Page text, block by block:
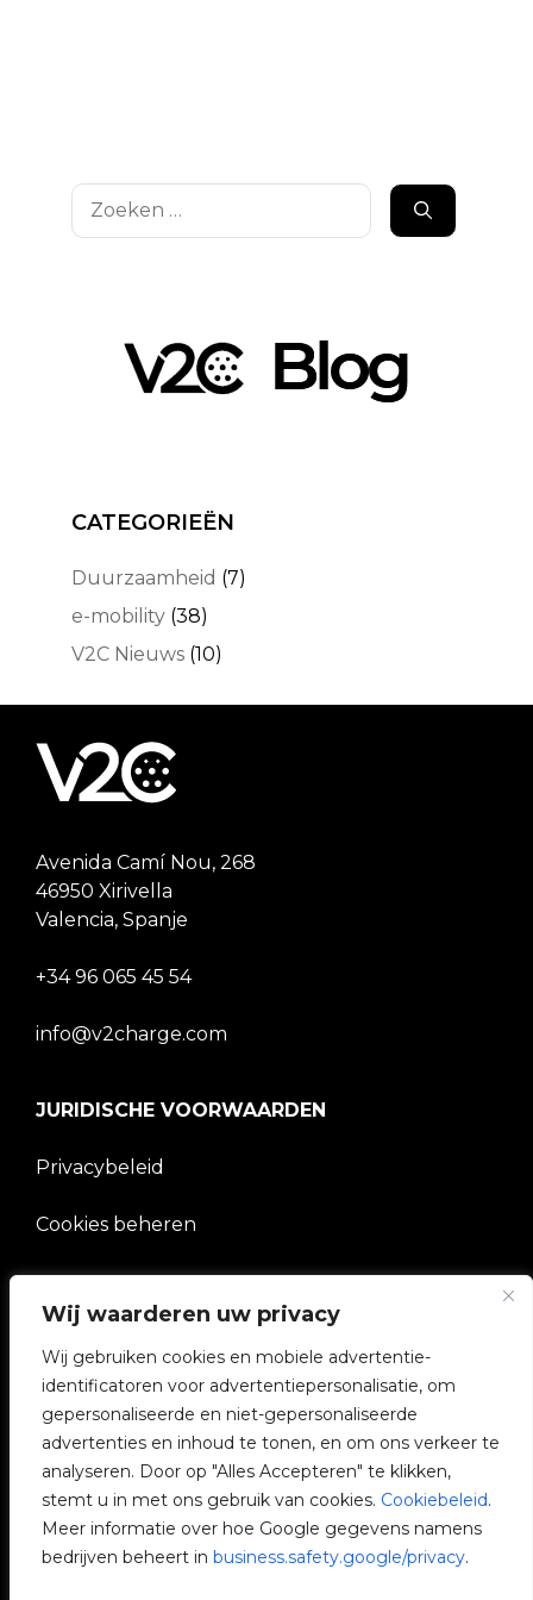
Wij waarderen uw privacy
Wij gebruiken cookies en mobiele advertentie-
identificatoren voor advertentiepersonalisatie, om
gepersonaliseerde en niet-gepersonaliseerde
advertenties en inhoud te tonen, en om ons verkeer te
analyseren. Door op "Alles Accepteren" te klikken,
stemt u in met ons gebruik van cookies. Cookiebeleid.
Meer informatie over hoe Google gegevens namens
bedrijven beheert in business.safety.google/privacy.
Zoek
naar:
CATEGORIEËN
Duurzaamheid (7)
e-mobility (38)
V2C Nieuws (10)
Avenida Camí Nou, 268
46950 Xirivella
Valencia, Spanje
+34 96 065 45 54
info@v2charge.com
JURIDISCHE VOORWAARDEN
Privacybeleid
Cookies beheren
BEDRIJF
V2C Gemeenschap
e-Chargers
V2C Cloud
V2C Payments